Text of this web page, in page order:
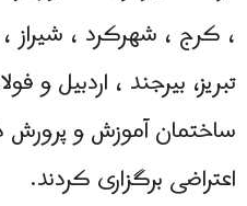
، کرج ، شهرکرد ، شیراز ،
تبریز، بیرجند ، اردبیل و
ساختمان آموزش و
اعتراضی برگزاری کردند.